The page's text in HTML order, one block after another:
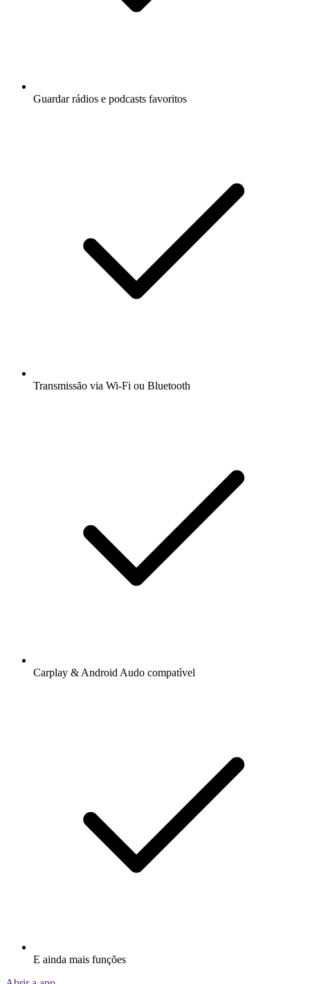
Guardar rádios e podcasts favoritos
Transmissão via Wi-Fi ou Bluetooth
Carplay & Android Audo compatìvel
E ainda mais funções